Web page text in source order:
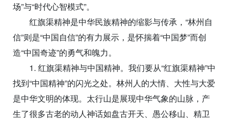
场”与“时代心智模式”。
红旗渠精神是中华民族精神的缩影与传承，“林州自
信”则是“中国自信”的有力展示，是怀揣着“中国梦”而创
造“中国奇迹”的勇气和魄力。
1. 红旗渠精神与中国精神。我们要从“红旗渠精神”中
找到“中国精神”的闪光之处。林州人的大情、大性与大爱
是中华文明的体现。太行山是展现中华气象的山脉，产
生了很多古老的动人神话如盘古开天、愚公移山、精卫